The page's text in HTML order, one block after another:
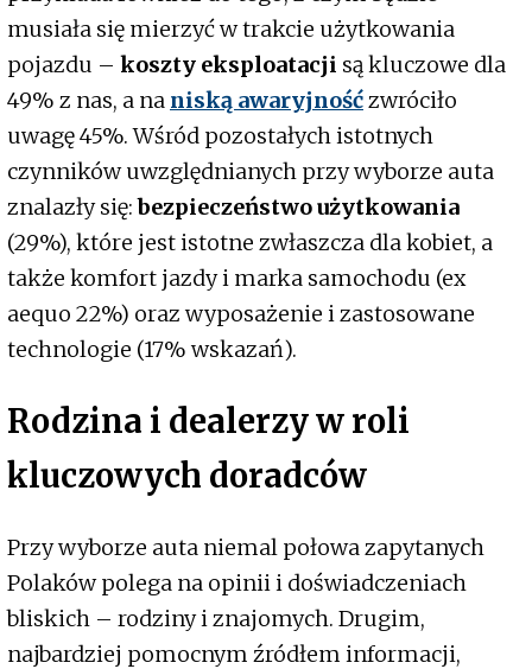
musiała się mierzyć w trakcie użytkowania
pojazdu – koszty eksploatacji są kluczowe dla
49% z nas, a na niską awaryjnośćzwróciło
uwagę 45%. Wśród pozostałych istotnych
czynników uwzględnianych przy wyborze auta
znalazły się:bezpieczeństwo użytkowania
(29%), które jest istotne zwłaszcza dla kobiet, a
także komfort jazdy i marka samochodu (ex
aequo 22%) oraz wyposażenie i zastosowane
technologie (17% wskazań).
Rodzina i dealerzy w roli
kluczowych doradców
Przy wyborze auta niemal połowa zapytanych
Polaków polega na opinii i doświadczeniach
bliskich – rodziny i znajomych. Drugim,
najbardziej pomocnym źródłem informacji,